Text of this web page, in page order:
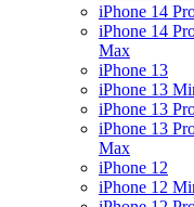
iPhone 14
iPhone 14
Max
iPhone 13
iPhone 13
iPhone 13
iPhone 13
Max
iPhone 12
iPhone 12